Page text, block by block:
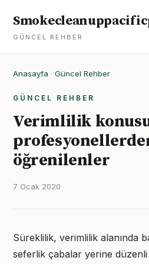
GÜNCEL REHBER
Anasayfa · Güncel Rehber
GÜNCEL REHBER
Verimlilik
öğrenilenler
7 Ocak 2020
Süreklilik, verimlilik alanında
seferlik çabalar yerine